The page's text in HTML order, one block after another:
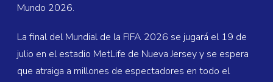
Mundo 2026.
La final del Mundial de la FIFA 2026 se jugará el 19 de
julio en el estadio MetLife de Nueva Jersey y se espera
que atraiga a millones de espectadores en todo el